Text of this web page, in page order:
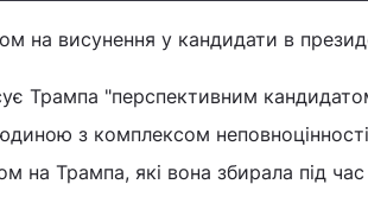
на висунення у кандидати в
Трампа "перспективним
з комплексом
на Трампа, які вона збирала під час